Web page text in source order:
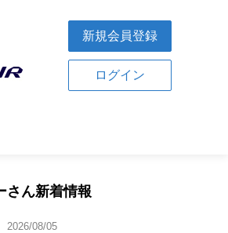
新規会員登録
ログイン
さん新着情報
2026/08/05